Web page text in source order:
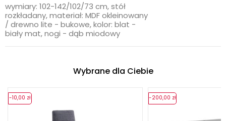
wymiary: 102-142/102/73 cm, stół
rozkładany, materiał: MDF okleinowany
/ drewno lite - bukowe, kolor: blat -
biały mat, nogi - dąb miodowy
Wybrane dla Ciebie
-10,00 zł -200,00 zł